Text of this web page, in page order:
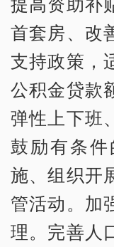
首套房、改
支持政策，
公积金贷款
弹性上下班
鼓励有条
施、组织开
管活动。加
理。完善人